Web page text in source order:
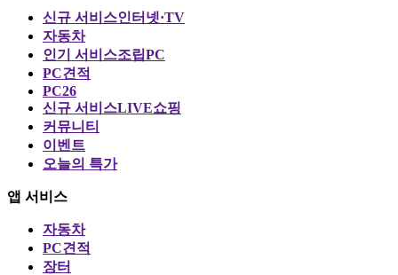
신규 서비스인터넷·TV
자동차
인기 서비스조립PC
PC견적
PC26
신규 서비스LIVE쇼핑
커뮤니티
이벤트
오늘의 특가
앱 서비스
자동차
PC견적
장터